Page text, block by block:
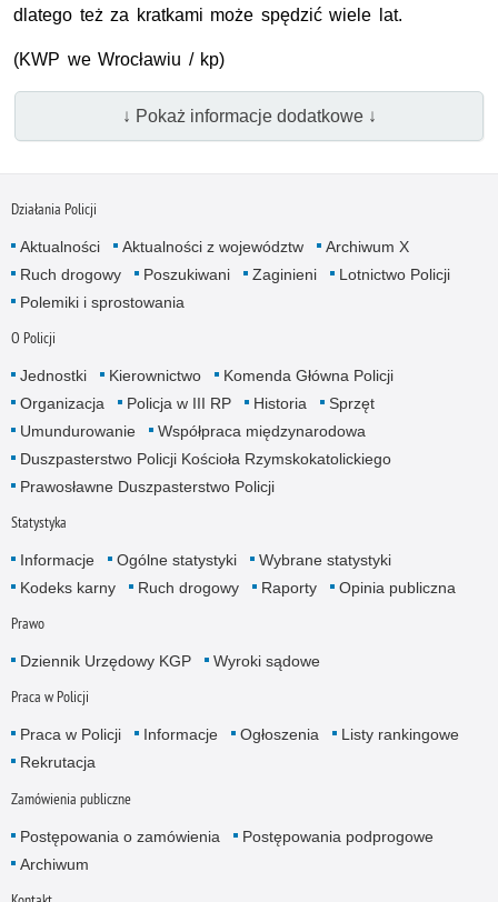
dlatego też za kratkami może spędzić wiele lat.
(KWP we Wrocławiu / kp)
↓ Pokaż informacje dodatkowe ↓
Działania Policji
Aktualności Aktualności z województw
Archiwum X
Ruch drogowy
Poszukiwani Zaginieni
Lotnictwo Policji
Polemiki i sprostowania
O Policji
Jednostki Kierownictwo
Komenda Główna Policji
Organizacja
Policja w III RP Historia
Sprzęt
Umundurowanie
Współpraca międzynarodowa
Duszpasterstwo Policji Kościoła Rzymskokatolickiego
Prawosławne Duszpasterstwo Policji
Statystyka
Informacje Ogólne statystyki
Wybrane statystyki
Kodeks karny
Ruch drogowy Raporty Opinia publiczna
Prawo
Dziennik Urzędowy KGP Wyroki sądowe
Praca w Policji
Praca w Policji Informacje Ogłoszenia
Listy rankingowe
Rekrutacja
Zamówienia publiczne
Postępowania o zamówienia
Postępowania podprogowe
Archiwum